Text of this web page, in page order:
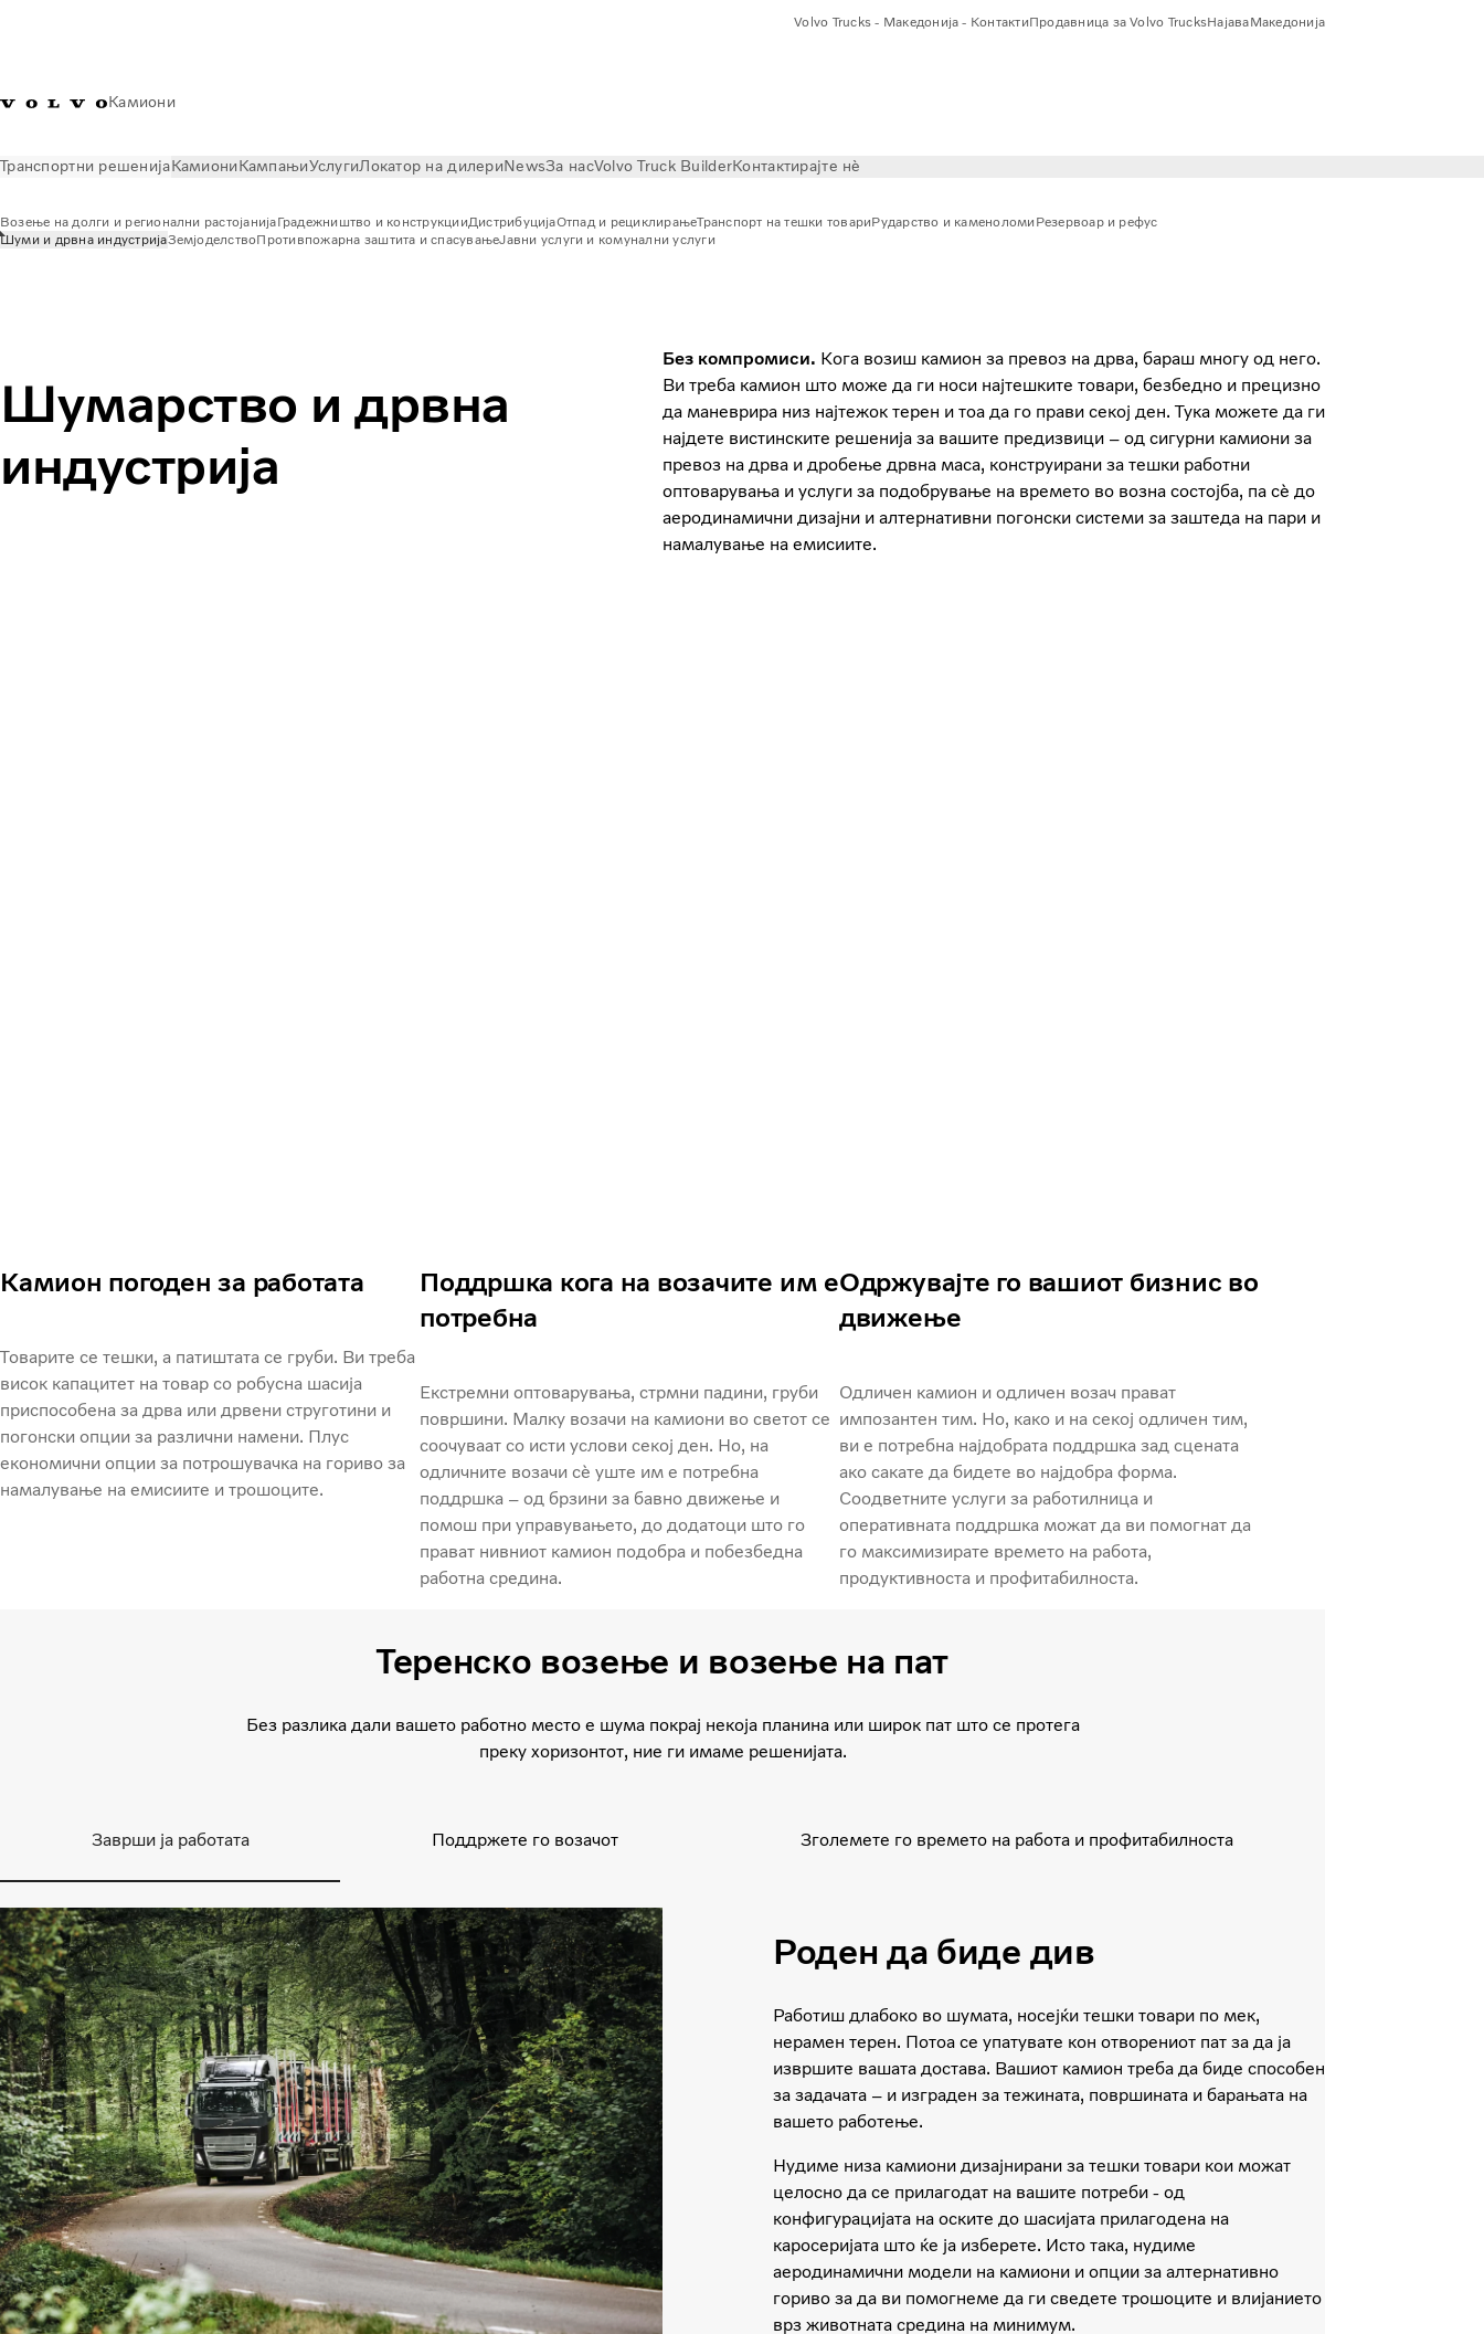
Камиони
Volvo Trucks - Македонија - КонтактиПродавница за Volvo TrucksНајаваМакедонија
Транспортни решенијаКамиониКампањиУслугиЛокатор на дилериNewsЗа насVolvo Truck BuilderКонтактирајте нѐ
Возење на долги и регионални растојанијаГрадежништво и конструкцииДистрибуцијаОтпад и рециклирањеТранспорт на тешки товариРударство и каменоломи Резервоар и рефус
Шуми и дрвна индустријаЗемјоделствоПротивпожарна заштита и спасувањеЈавни услуги и комунални услуги
Шумарство и дрвна
индустрија
Без компромиси. Кога возиш камион за превоз на дрва, бараш многу од него.
Ви треба камион што може да ги носи најтешките товари, безбедно и прецизно
да маневрира низ најтежок терен и тоа да го прави секој ден. Тука можете да ги
најдете вистинските решенија за вашите предизвици – од сигурни камиони за
превоз на дрва и дробење дрвна маса, конструирани за тешки работни
оптоварувања и услуги за подобрување на времето во возна состојба, па сè до
аеродинамични дизајни и алтернативни погонски системи за заштеда на пари и
намалување на емисиите.
Камион погоден за работата
Товарите се тешки, а патиштата се груби. Ви треба
висок капацитет на товар со робусна шасија
приспособена за дрва или дрвени струготини и
погонски опции за различни намени. Плус
економични опции за потрошувачка на гориво за
намалување на емисиите и трошоците.
Поддршка кога на возачите им е
потребна
Екстремни оптоварувања, стрмни падини, груби
површини. Малку возачи на камиони во светот се
соочуваат со исти услови секој ден. Но, на
одличните возачи сè уште им е потребна
поддршка – од брзини за бавно движење и
помош при управувањето, до додатоци што го
прават нивниот камион подобра и побезбедна
работна средина.
Одржувајте го вашиот бизнис во
движење
Одличен камион и одличен возач прават
импозантен тим. Но, како и на секој одличен тим,
ви е потребна најдобрата поддршка зад сцената
ако сакате да бидете во најдобра форма.
Соодветните услуги за работилница и
оперативната поддршка можат да ви помогнат да
го максимизирате времето на работа,
продуктивноста и профитабилноста.
Теренско возење и возење на пат
Без разлика дали вашето работно место е шума покрај некоја планина или широк пат што се протега
преку хоризонтот, ние ги имаме решенијата.
Заврши ја работата Поддржете го возачот Зголемете го времето на работа и профитабилноста
Роден да биде див
Работиш длабоко во шумата, носејќи тешки товари по мек,
нерамен терен. Потоа се упатувате кон отворениот пат за да ја
извршите вашата достава. Вашиот камион треба да биде способен
за задачата – и изграден за тежината, површината и барањата на
вашето работење.
Нудиме низа камиони дизајнирани за тешки товари кои можат
целосно да се прилагодат на вашите потреби - од
конфигурацијата на оските до шасијата прилагодена на
каросеријата што ќе ја изберете. Исто така, нудиме
аеродинамични модели на камиони и опции за алтернативно
гориво за да ви помогнеме да ги сведете трошоците и влијанието
врз животната средина на минимум.